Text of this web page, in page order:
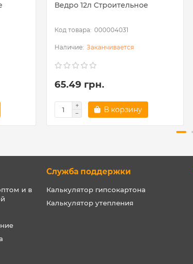
Ведро 12л Строительное
000004031
Заканчивается
65.49 грн.
В корзину
и в
Служба поддержки
Калькулятор гипсокартона
Калькулятор утепления